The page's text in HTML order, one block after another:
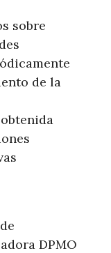
sobre
de la
DPMO